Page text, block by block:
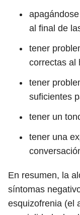
al final de
tener
correctas al
tener
suficientes
tener un
tener una
En resumen, la
síntomas
esquizofrenia (el